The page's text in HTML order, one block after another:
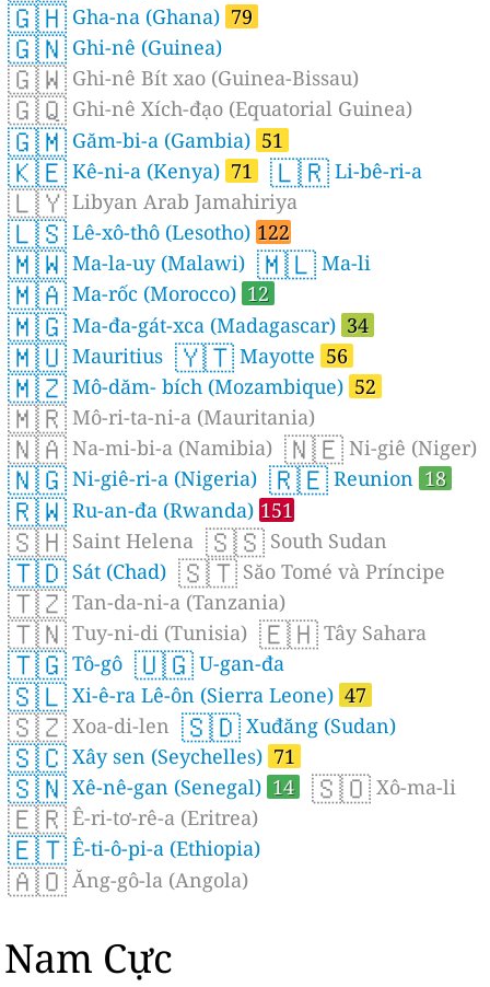
🇬🇭 Gha-na (Ghana) 79
🇬🇳 Ghi-nê (Guinea)
🇬🇼 Ghi-nê Bít xao (Guinea-Bissau)
🇬🇶 Ghi-nê Xích-đạo (Equatorial Guinea)
🇬🇲 Găm-bi-a (Gambia) 51
🇰🇪 Kê-ni-a (Kenya) 71 🇱🇷 Li-bê-ri-a
🇱🇾 Libyan Arab Jamahiriya
🇱🇸 Lê-xô-thô (Lesotho) 122
🇲🇼 Ma-la-uy (Malawi) 🇲🇱 Ma-li
🇲🇦 Ma-rốc (Morocco) 12
🇲🇬 Ma-đa-gát-xca (Madagascar) 34
🇲🇺 Mauritius 🇾🇹 Mayotte 56
🇲🇿 Mô-dăm- bích (Mozambique) 52
🇲🇷 Mô-ri-ta-ni-a (Mauritania)
🇳🇦 Na-mi-bi-a (Namibia) 🇳🇪 Ni-giê (Niger)
🇳🇬 Ni-giê-ri-a (Nigeria) 🇷🇪 Reunion 18
🇷🇼 Ru-an-đa (Rwanda) 151
🇸🇭 Saint Helena 🇸🇸 South Sudan
🇹🇩 Sát (Chad) 🇸🇹 Săo Tomé và Príncipe
🇹🇿 Tan-da-ni-a (Tanzania)
🇹🇳 Tuy-ni-di (Tunisia) 🇪🇭 Tây Sahara
🇹🇬 Tô-gô 🇺🇬 U-gan-đa
🇸🇱 Xi-ê-ra Lê-ôn (Sierra Leone) 47
🇸🇿 Xoa-di-len 🇸🇩 Xuđăng (Sudan)
🇸🇨 Xây sen (Seychelles) 71
🇸🇳 Xê-nê-gan (Senegal) 14 🇸🇴 Xô-ma-li
🇪🇷 Ê-ri-tơ-rê-a (Eritrea)
🇪🇹 Ê-ti-ô-pi-a (Ethiopia)
🇦🇴 Ăng-gô-la (Angola)
Nam Cực